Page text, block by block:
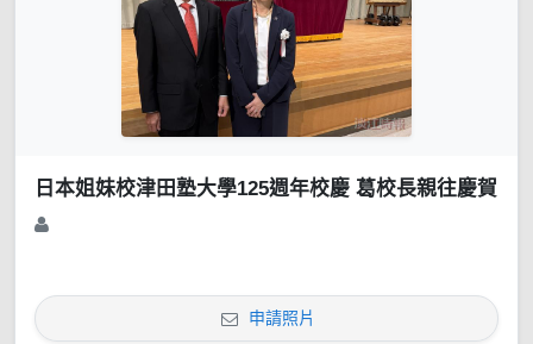
日本姐妹校津田塾大學125週年校慶 葛校長親往慶賀
申請照片